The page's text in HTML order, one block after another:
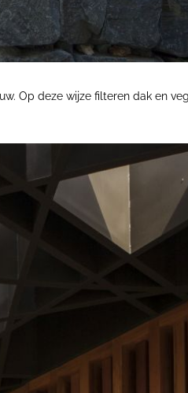
Op deze wijze filteren dak en